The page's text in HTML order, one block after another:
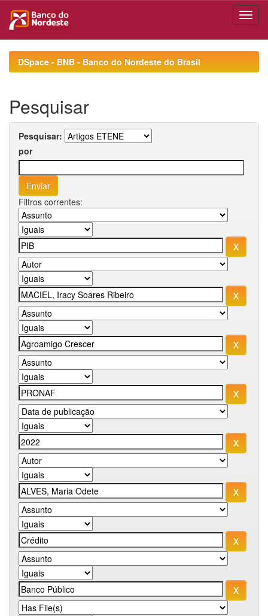
navigationDSpace - BNB - Banco do Nordeste do Brasil
Pesquisar
Pesquisar:
por
Filtros correntes: